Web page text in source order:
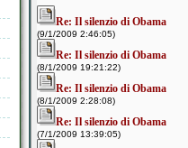
Re: Il silenzio di Obama
(9/1/2009 2:46:05)
Re: Il silenzio di Obama
(8/1/2009 19:21:22)
Re: Il silenzio di Obama
(8/1/2009 2:28:08)
Re: Il silenzio di Obama
(7/1/2009 13:39:05)